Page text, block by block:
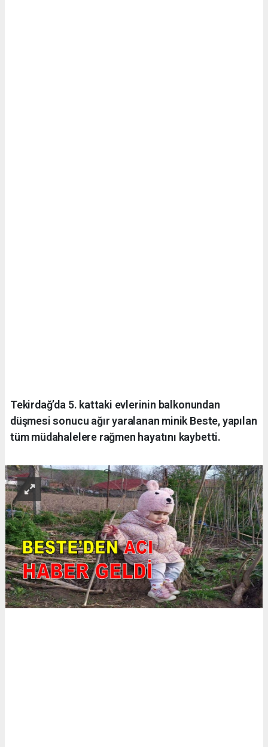
Tekirdağ’da 5. kattaki evlerinin balkonundan
düşmesi sonucu ağır yaralanan minik Beste, yapılan
tüm müdahalelere rağmen hayatını kaybetti.